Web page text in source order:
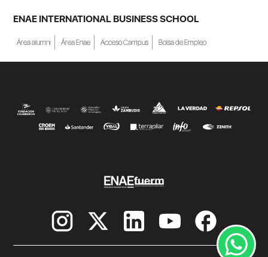
ENAE INTERNATIONAL BUSINESS SCHOOL
Área alumni Área Enae Acceso Campus Bolsa de Empleo